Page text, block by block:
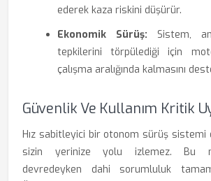
ederek kaza riskini düşürür.
Ekonomik Sürüş: Sistem,
tepkilerini törpülediği için
çalışma aralığında kalmasını
Güvenlik Ve Kullanım Kritik
Hız sabitleyici bir otonom sürüş sistemi
sizin yerinize yolu izlemez. Bu
devredeyken dahi sorumluluk